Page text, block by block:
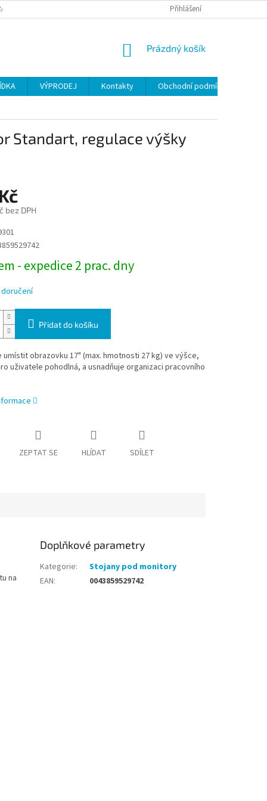
OSOBNÍCH ÚDAJŮ Přihlášení
NÁKUPNÍ
Prázdný košík
VÝPRODEJ Kontakty
Obchodní podmínky
Standart, regulace výšky
bez DPH
- expedice 2 prac. dny
Přidat do košíku
umístit obrazovku 17" (max. hmotnosti 27 kg) ve výšce,
uživatele pohodlná, a usnadňuje organizaci pracovního
ZEPTAT SE HLÍDAT SDÍLET
na
Doplňkové parametry
Kategorie:
Stojany pod monitory
EAN: 0043859529742